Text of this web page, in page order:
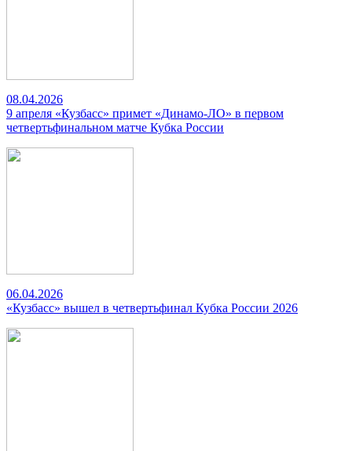
08.04.2026
9 апреля «Кузбасс» примет «Динамо-ЛО» в первом
четвертьфинальном матче Кубка России
06.04.2026
«Кузбасс» вышел в четвертьфинал Кубка России 2026